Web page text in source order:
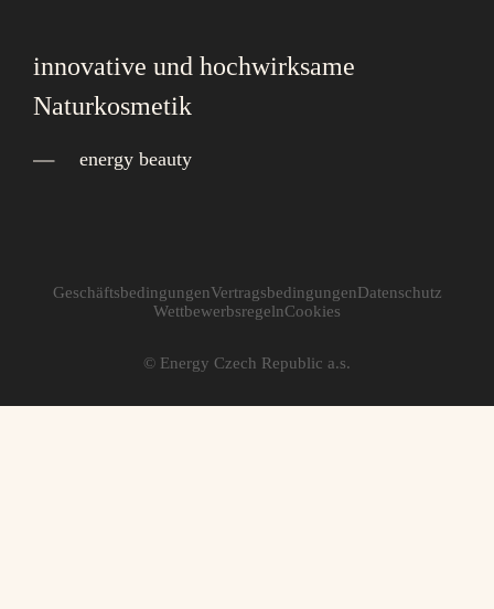
innovative und hochwirksame
Naturkosmetik
energy beauty
© Energy Czech Republic a.s.
GeschäftsbedingungenVertragsbedingungenDatenschutz
WettbewerbsregelnCookies